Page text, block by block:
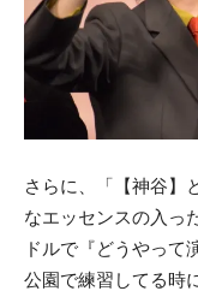
さらに、「【神谷】
なエッセンスの入っ
ドルで『どうやって
公園で練習してる時